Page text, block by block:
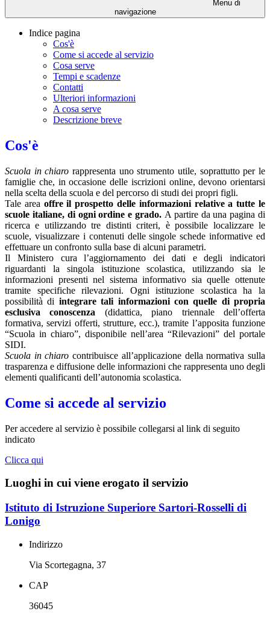
Menu di
navigazione
Indice pagina
Cos'è
Come si accede al servizio
Cosa serve
Tempi e scadenze
Contatti
Ulteriori informazioni
A cosa serve
Descrizione breve
Cos'è
Scuola in chiaro rappresenta uno strumento utile, soprattutto per le
famiglie che, in occasione delle iscrizioni online, devono orientarsi
nella scelta della scuola e del percorso di studi dei propri figli.
Tale area offre il prospetto delle informazioni relative a tutte le
scuole italiane, di ogni ordine e grado. A partire da una pagina di
ricerca e utilizzando tre distinti criteri, è possibile localizzare le
scuole, visualizzare i contenuti delle singole schede informative ed
effettuare un confronto sulla base di alcuni parametri.
Il Ministero cura l’aggiornamento dei dati e degli indicatori
riguardanti la singola istituzione scolastica, utilizzando sia le
informazioni presenti nel sistema informativo sia quelle ottenute
tramite specifiche rilevazioni. Ogni istituzione scolastica ha la
possibilità di integrare tali informazioni con quelle di propria
esclusiva conoscenza (didattica, piano triennale dell’offerta
formativa, servizi offerti, strutture, ecc.), tramite l’apposita funzione
“Scuola in chiaro”, disponibile nell’area “Rilevazioni” del portale
SIDI.
Scuola in chiaro contribuisce all’applicazione della normativa sulla
trasparenza e diffusione delle informazioni che rappresenta uno degli
elementi qualificanti dell’autonomia scolastica.
Come si accede al servizio
Per accedere al servizio è possibile collegarsi al link di seguito
indicato
Clicca qui
Luoghi in cui viene erogato il servizio
Istituto di Istruzione Superiore Sartori-Rosselli di
Lonigo
Indirizzo
Via Scortegagna, 37
CAP
36045